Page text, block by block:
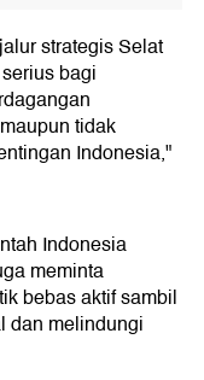
strategis Selat
bagi
tidak
Indonesia,"
Indonesia
meminta
bebas aktif sambil
dan melindungi